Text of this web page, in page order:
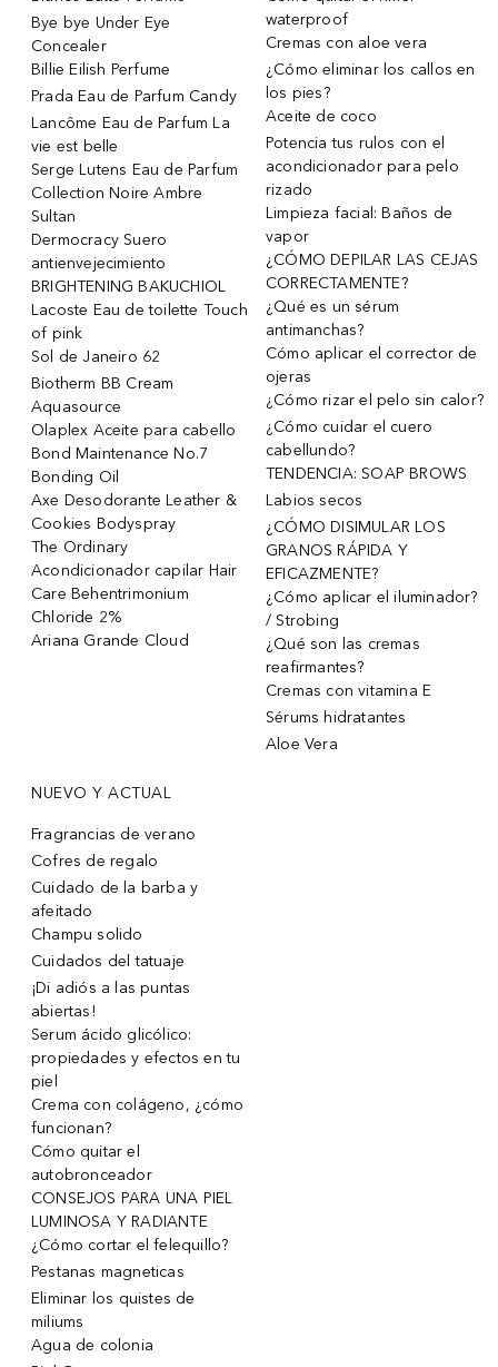
Bye bye Under Eye
Concealer
Billie Eilish Perfume
Prada Eau de Parfum Candy
Lancôme Eau de Parfum La
vie est belle
Serge Lutens Eau de Parfum
Collection Noire Ambre
Sultan
Dermocracy Suero
antienvejecimiento
BRIGHTENING BAKUCHIOL
Lacoste Eau de toilette Touch
of pink
Sol de Janeiro 62
Biotherm BB Cream
Aquasource
Olaplex Aceite para cabello
Bond Maintenance No.7
Bonding Oil
Axe Desodorante Leather &
Cookies Bodyspray
The Ordinary
Acondicionador capilar Hair
Care Behentrimonium
Chloride 2%
Ariana Grande Cloud
waterproof
Cremas con aloe vera
¿Cómo eliminar los callos en
los pies?
Aceite de coco
Potencia tus rulos con el
acondicionador para pelo
rizado
Limpieza facial: Baños de
vapor
¿CÓMO DEPILAR LAS CEJAS
CORRECTAMENTE?
¿Qué es un sérum
antimanchas?
Cómo aplicar el corrector de
ojeras
¿Cómo rizar el pelo sin calor?
¿Cómo cuidar el cuero
cabellundo?
TENDENCIA: SOAP BROWS
Labios secos
¿CÓMO DISIMULAR LOS
GRANOS RÁPIDA Y
EFICAZMENTE?
¿Cómo aplicar el iluminador?
/ Strobing
¿Qué son las cremas
reafirmantes?
Cremas con vitamina E
Sérums hidratantes
Aloe Vera
NUEVO Y ACTUAL
Fragrancias de verano
Cofres de regalo
Cuidado de la barba y
afeitado
Champu solido
Cuidados del tatuaje
¡Di adiós a las puntas
abiertas!
Serum ácido glicólico:
propiedades y efectos en tu
piel
Crema con colágeno, ¿cómo
funcionan?
Cómo quitar el
autobronceador
CONSEJOS PARA UNA PIEL
LUMINOSA Y RADIANTE
¿Cómo cortar el felequillo?
Pestanas magneticas
Eliminar los quistes de
miliums
Agua de colonia